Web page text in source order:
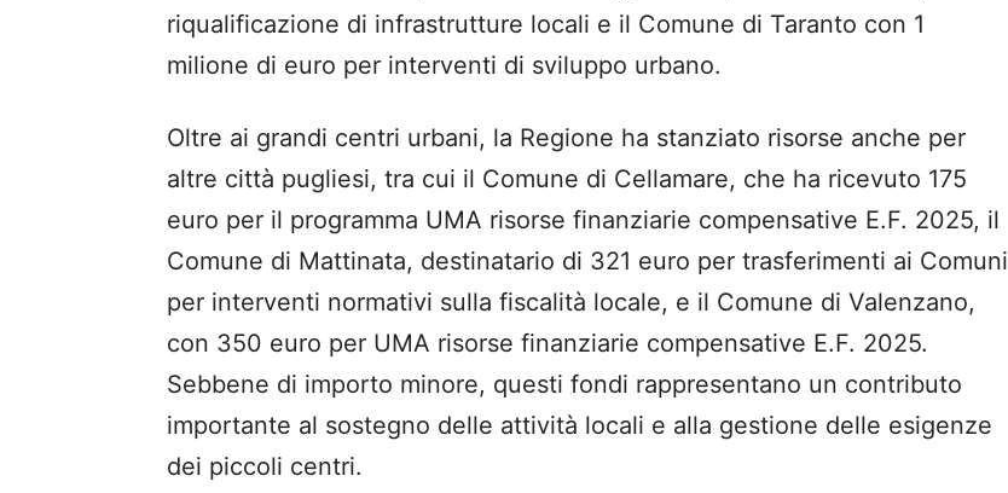
riqualificazione di infrastrutture locali e il Comune di Taranto con 1
milione di euro per interventi di sviluppo urbano.
Oltre ai grandi centri urbani, la Regione ha stanziato risorse anche per
altre città pugliesi, tra cui il Comune di Cellamare, che ha ricevuto 175
euro per il programma UMA risorse finanziarie compensative E.F. 2025, il
Comune di Mattinata, destinatario di 321 euro per trasferimenti ai Comuni
per interventi normativi sulla fiscalità locale, e il Comune di Valenzano,
con 350 euro per UMA risorse finanziarie compensative E.F. 2025.
Sebbene di importo minore, questi fondi rappresentano un contributo
importante al sostegno delle attività locali e alla gestione delle esigenze
dei piccoli centri.